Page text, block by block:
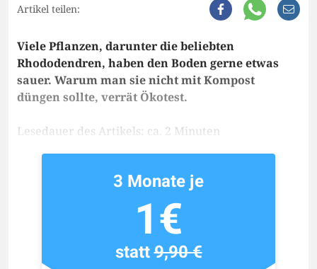
Artikel teilen:
Viele Pflanzen, darunter die beliebten
Rhododendren, haben den Boden gerne etwas
sauer. Warum man sie nicht mit Kompost
düngen sollte, verrät Ökotest.
Lesedauer des Artikels: ca. 2 Minuten
3 Monate je
1€
statt9,90 €